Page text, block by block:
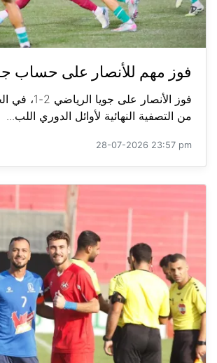
فوز مهم للأنصار على حساب
فوز الأنصار على
من التصفية النهائية لأوائل الدوري اللب...
28-07-2026 23:57 pm